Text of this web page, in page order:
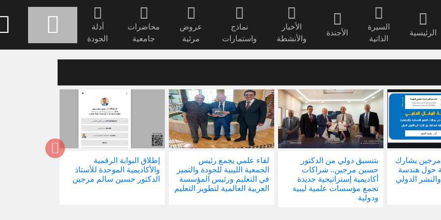
الرئيسية
السيرة
الذاتية
الأجندة
الأخبار
والأنشطة
نماذج
واستمارات
عروض
مرئية
محاضرات
جامعية
أدلة
الجودة
مرجين يشارك
حول هندسة
الدولي
بتنسيق دولي من الدكتور
حسين مرجين.. شراكات
أكاديمية إستراتيجية جديدة
تجمع مؤسسات علمية ليبية
ودولية
لقاء علمي يجمع رئيس
الجمعية الليبية للجودة والتميز
في التعليم ورئيس المؤسسة
العربية العالمية لتطوير التعليم
إطلاق البوابة الرقمية
والأكاديمية الموحدة للأستاذ
الدكتور حسين سالم مرجين